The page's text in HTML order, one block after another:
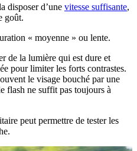
disposer d’une vitesse suffisante,
goût.
« moyenne » ou lente.
de la lumière qui est dure et
pour limiter les forts contrastes.
le visage bouché par une
flash ne suffit pas toujours à
peut permettre de tester les